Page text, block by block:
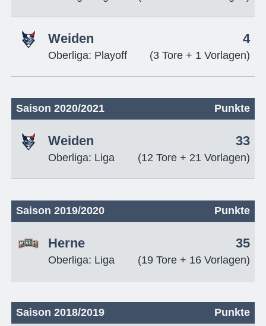
Weiden
Oberliga: Playoff
4
(3 Tore + 1 Vorlagen)
Saison 2020/2021 Punkte
Weiden
Oberliga: Liga
33
(12 Tore + 21 Vorlagen)
Saison 2019/2020 Punkte
Herne
Oberliga: Liga
35
(19 Tore + 16 Vorlagen)
Saison 2018/2019 Punkte